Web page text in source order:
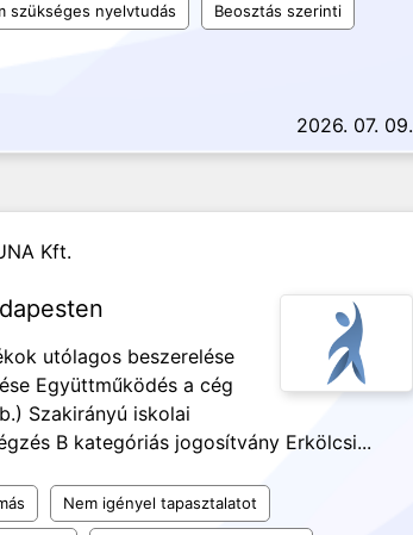
szükséges nyelvtudás Beosztás szerinti
2026. 07. 09.
Kft.
utólagos beszerelése
Együttműködés a cég
Szakirányú iskolai
B kategóriás jogosítvány Erkölcsi...
Nem igényel tapasztalatot